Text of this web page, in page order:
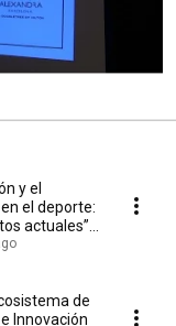
y el
el deporte:
actuales”.
de
Innovación